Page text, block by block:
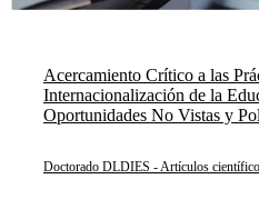
Acercamiento Crítico a las
Internacionalización de la
Oportunidades No Vistas y
Doctorado DLDIES - Artículos